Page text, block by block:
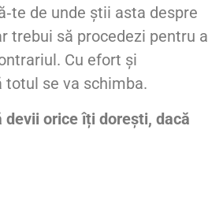
de unde știi asta despre
trebui să procedezi pentru a
Cu efort și
totul se va schimba.
devii orice îți dorești, dacă